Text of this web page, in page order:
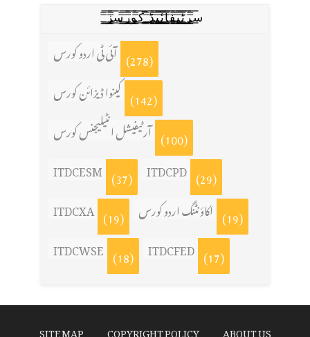
س̳̿͟͞ر̳̿͟͞ٹ̳̿͟͞ی̳̿͟͞ف̳̿͟͞ا̳̿͟͞ي̳̳̿ٔ̿͟͟͞͞ی̳̿͟͞ڈ̳̿͟͞ ̳̿͟͞ک̳̿͟͞و̳̿͟͞ر̳̿͟͞س̳̿͟͞ز̳̿͟͞
آئی ٹی اردو کورس (278)
کینوا ڈیزائن کورس (142)
آرٹیفیشل انٹیلیجنس کورس (100)
ITDCESM (37) ITDCPD (29)
ITDCXA (19) اکاؤنٹنگ اردو کورس (19)
ITDCWSE (18) ITDCFED (17)
ABOUT US
COPYRIGHT POLICY
SITE MAP